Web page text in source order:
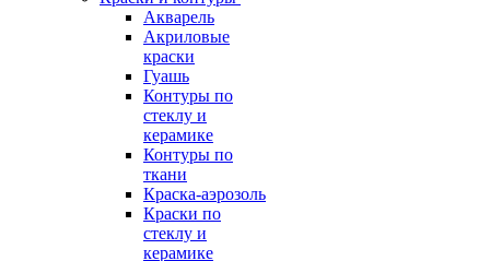
Акварель
Акриловые
краски
Гуашь
Контуры по
стеклу и
керамике
Контуры по
ткани
Краска-аэрозоль
Краски по
стеклу и
керамике